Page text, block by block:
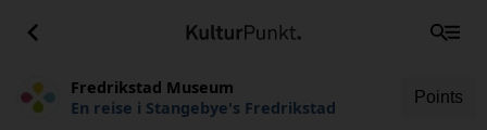
Fredrikstad Museum
En reise i Stangebye's Fredrikstad
Points